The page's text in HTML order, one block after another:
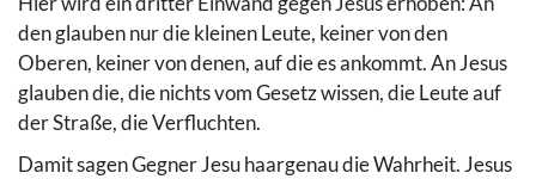
den glauben nur die kleinen Leute, keiner von den
Oberen, keiner von denen, auf die es ankommt. An Jesus
glauben die, die nichts vom Gesetz wissen, die Leute auf
der Straße, die Verfluchten.
Damit sagen Gegner Jesu haargenau die Wahrheit. Jesus